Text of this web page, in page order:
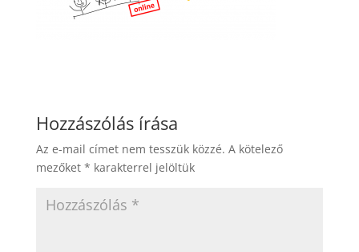
Hozzászólás írása
Az e-mail címet nem tesszük közzé. A kötelező
mezőket * karakterrel jelöltük